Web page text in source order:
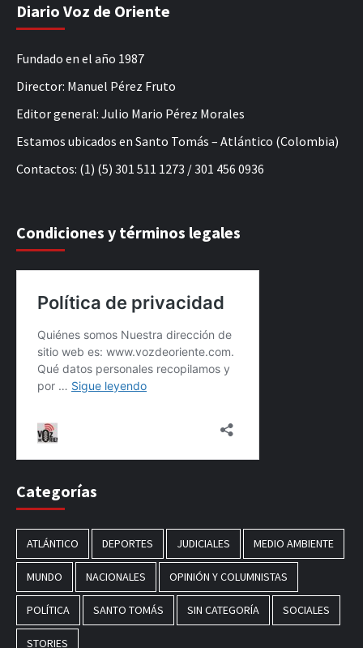
Diario Voz de Oriente
Fundado en el año 1987
Director: Manuel Pérez Fruto
Editor general: Julio Mario Pérez Morales
Estamos ubicados en Santo Tomás – Atlántico (Colombia)
Contactos: (1) (5) 301 511 1273 / 301 456 0936
Condiciones y términos legales
Categorías
ATLÁNTICO DEPORTES JUDICIALES MEDIO AMBIENTE
MUNDO NACIONALES OPINIÓN Y COLUMNISTAS
POLÍTICA SANTO TOMÁS SIN CATEGORÍA SOCIALES
STORIES